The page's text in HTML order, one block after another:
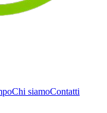
Chi siamoContatti